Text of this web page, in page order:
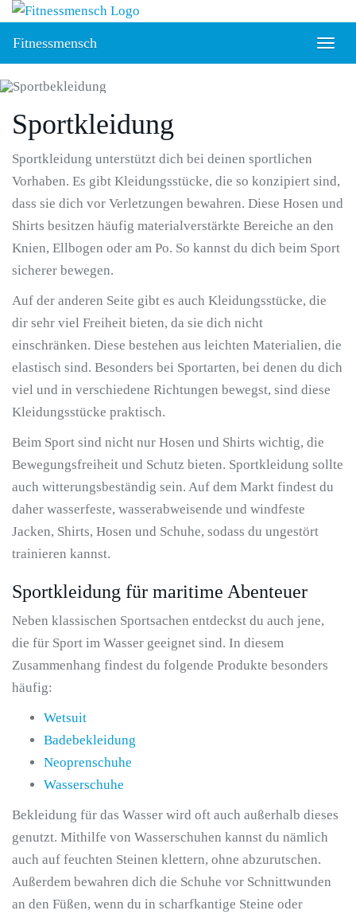
Skip
content
Fitnessmensch
Sportkleidung
Sportkleidung unterstützt dich bei deinen sportlichen
Vorhaben. Es gibt Kleidungsstücke, die so konzipiert sind,
dass sie dich vor Verletzungen bewahren. Diese Hosen und
Shirts besitzen häufig materialverstärkte Bereiche an den
Knien, Ellbogen oder am Po. So kannst du dich beim Sport
sicherer bewegen.
Auf der anderen Seite gibt es auch Kleidungsstücke, die
dir sehr viel Freiheit bieten, da sie dich nicht
einschränken. Diese bestehen aus leichten Materialien, die
elastisch sind. Besonders bei Sportarten, bei denen du dich
viel und in verschiedene Richtungen bewegst, sind diese
Kleidungsstücke praktisch.
Beim Sport sind nicht nur Hosen und Shirts wichtig, die
Bewegungsfreiheit und Schutz bieten. Sportkleidung sollte
auch witterungsbeständig sein. Auf dem Markt findest du
daher wasserfeste, wasserabweisende und windfeste
Jacken, Shirts, Hosen und Schuhe, sodass du ungestört
trainieren kannst.
Sportkleidung für maritime Abenteuer
Neben klassischen Sportsachen entdeckst du auch jene,
die für Sport im Wasser geeignet sind. In diesem
Zusammenhang findest du folgende Produkte besonders
häufig:
Wetsuit
Badebekleidung
Neoprenschuhe
Wasserschuhe
Bekleidung für das Wasser wird oft auch außerhalb dieses
genutzt. Mithilfe von Wasserschuhen kannst du nämlich
auch auf feuchten Steinen klettern, ohne abzurutschen.
Außerdem bewahren dich die Schuhe vor Schnittwunden
an den Füßen, wenn du in scharfkantige Steine oder